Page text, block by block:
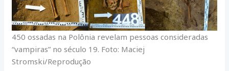
450 ossadas na Polônia revelam pessoas consideradas
“vampiras” no século 19. Foto: Maciej
Stromski/Reprodução